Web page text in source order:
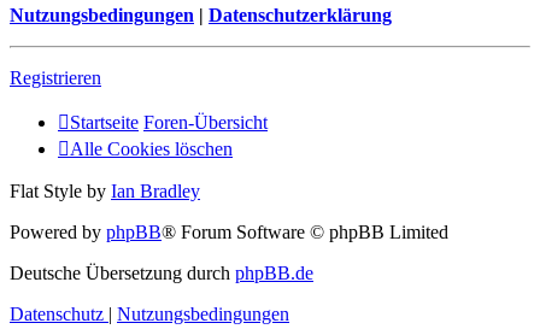
Nutzungsbedingungen | Datenschutzerklärung
Registrieren
Startseite Foren-Übersicht
Alle Cookies löschen
Flat Style by Ian Bradley
Powered by phpBB® Forum Software © phpBB Limited
Deutsche Übersetzung durch phpBB.de
Datenschutz | Nutzungsbedingungen